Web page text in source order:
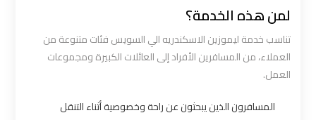
لمن هذه الخدمة؟
تناسب خدمة ليموزين الاسكندريه الي السويس فئات متنوعة من
العملاء، من المسافرين الأفراد إلى العائلات الكبيرة ومجموعات
العمل.
المسافرون الذين يبحثون عن راحة وخصوصية أثناء التنقل
القاهرة
شركه